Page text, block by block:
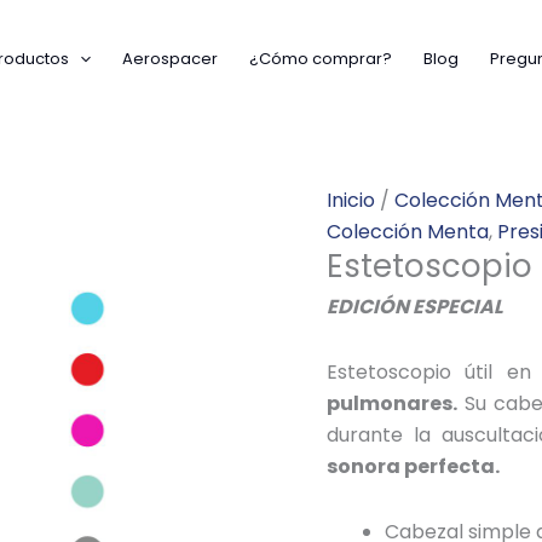
Aerospacer ¿Cómo comprar? Blog
Inicio/ Colección
Colección Menta,
EDICIÓN ESPECIAL
Estetoscopio útil en
pulmonares.Su
durante la
sonora perfecta.
Cabezal simple